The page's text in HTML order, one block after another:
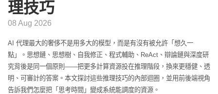
理技巧
08 Aug 2026
AI 代理最大的奢侈不是用多大的模型，而是有沒有被允許「想久一
點」。思想鏈、思想樹、自我修正、程式輔助、ReAct、辯論鏈與深度研
究背後是同一個原則——把更多計算資源投在推理階段，換來更穩健、透
明、可審計的答案。本文探討這些推理技巧的內部迴圈，並用前後端視角
告訴我們怎麼把「思考時間」變成系統能調度的資源。